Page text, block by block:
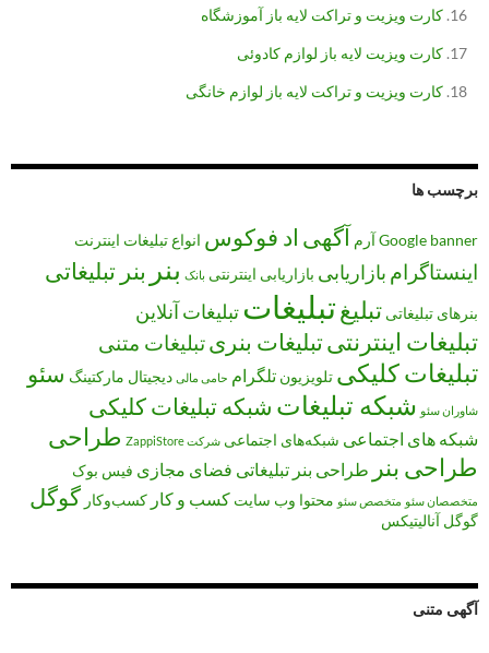
کارت ویزیت و تراکت لایه باز آموزشگاه
کارت ویزیت لایه باز لوازم کادوئی
کارت ویزیت و تراکت لایه باز لوازم خانگی
برچسب ها
banner
Googleآرم آگهی اد فوکوس انواع تبلیغات اینترنت
اینستاگرام بازاریابی بازاریابی اینترنتی بانک بنر بنر تبلیغاتی
بنرهای تبلیغاتی تبلیغتبلیغاتتبلیغات آنلاین
تبلیغات اینترنتیتبلیغات بنریتبلیغات متنی
تبلیغات کلیکی تلویزیون تلگرام حامی مالی دیجیتال مارکتینگ سئو
شاوران سئو شبکه تبلیغات شبکه تبلیغات کلیکی
شبکه های اجتماعی شبکه‌های اجتماعی شرکت ZappiStore
طراحی
طراحی بنر طراحی بنر تبلیغاتی فضای مجازی فیس بوک
متخصصان سئو متخصص سئو محتوا وب سایت کسب و کار کسب‌وکار گوگل
گوگل آنالیتیکس
آگهی متنی